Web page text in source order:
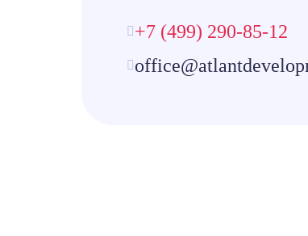
+7 (499) 290-85-12